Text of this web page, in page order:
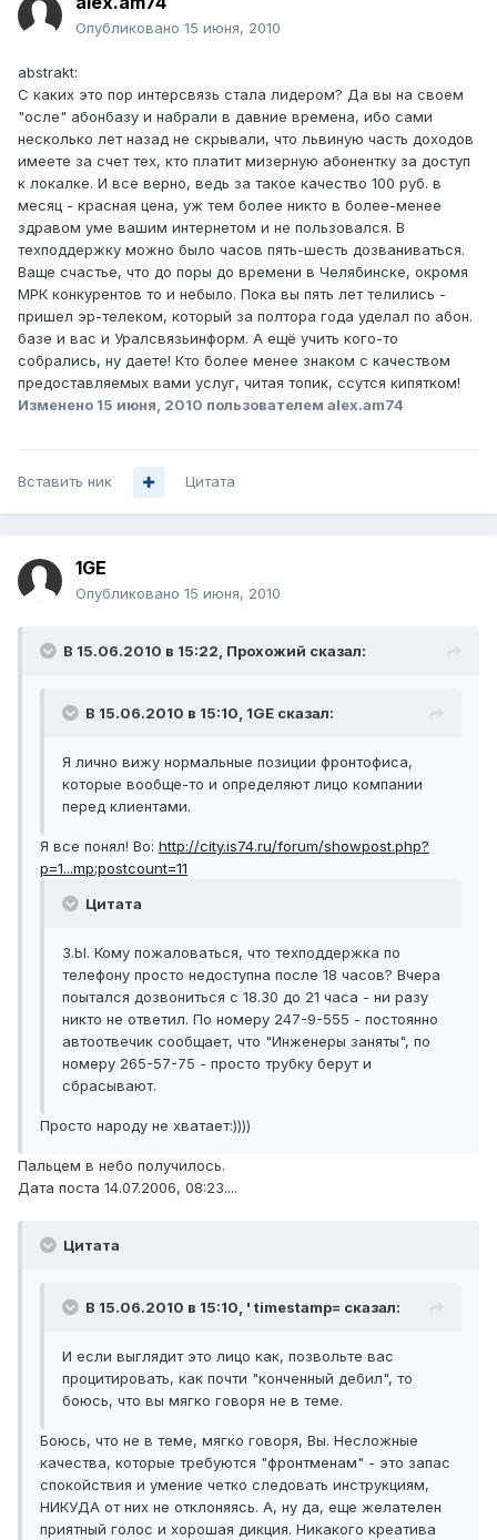
Опубликовано 15 июня, 2010
abstrakt:
С каких это пор интерсвязь стала лидером? Да вы на своем
"осле" абонбазу и набрали в давние времена, ибо сами
несколько лет назад не скрывали, что львиную часть доходов
имеете за счет тех, кто платит мизерную абонентку за доступ
к локалке. И все верно, ведь за такое качество 100 руб. в
месяц - красная цена, уж тем более никто в более-менее
здравом уме вашим интернетом и не пользовался. В
техподдержку можно было часов пять-шесть дозваниваться.
Ваще счастье, что до поры до времени в Челябинске, окромя
МРК конкурентов то и небыло. Пока вы пять лет телились -
пришел эр-телеком, который за полтора года уделал по абон.
базе и вас и Уралсвязьинформ. А ещё учить кого-то
собрались, ну даете! Кто более менее знаком с качеством
предоставляемых вами услуг, читая топик, ссутся кипятком!
Изменено 15 июня, 2010 пользователем alex.am74
Вставить ник Цитата
1GE
Опубликовано 15 июня, 2010
В 15.06.2010 в 15:22, Прохожий сказал:
В 15.06.2010 в 15:10, 1GE сказал:
Я лично вижу нормальные позиции фронтофиса,
которые вообще-то и определяют лицо компании
перед клиентами.
Я все понял! Во: http://city.is74.ru/forum/showpost.php?
p=1...mp;postcount=11
Цитата
З.Ы. Кому пожаловаться, что техподдержка по
телефону просто недоступна после 18 часов? Вчера
поытался дозвониться с 18.30 до 21 часа - ни разу
никто не ответил. По номеру 247-9-555 - постоянно
автоотвечик сообщает, что "Инженеры заняты", по
номеру 265-57-75 - просто трубку берут и
сбрасывают.
Просто народу не хватает:))))
Пальцем в небо получилось.
Дата поста 14.07.2006, 08:23....
Цитата
В 15.06.2010 в 15:10, ' timestamp= сказал:
И если выглядит это лицо как, позвольте вас
процитировать, как почти "конченный дебил", то
боюсь, что вы мягко говоря не в теме.
Боюсь, что не в теме, мягко говоря, Вы. Несложные
качества, которые требуются "фронтменам" - это запас
спокойствия и умение четко следовать инструкциям,
НИКУДА от них не отклоняясь. А, ну да, еще желателен
приятный голос и хорошая дикция. Никакого креатива